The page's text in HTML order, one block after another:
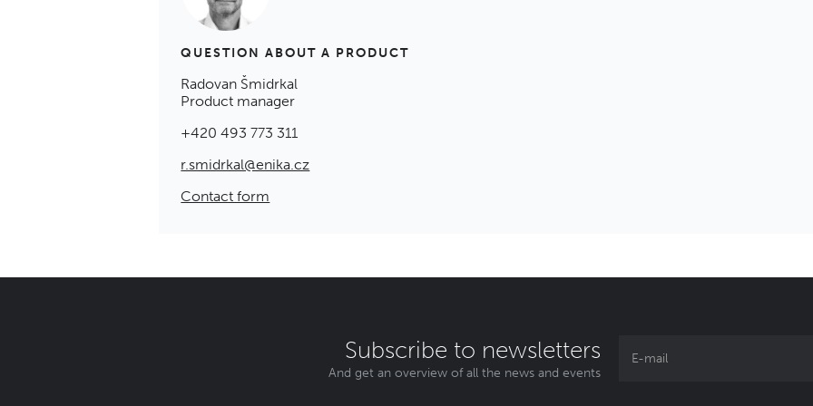
QUESTION ABOUT A PRODUCT
Radovan Šmidrkal
Product manager
+420 493 773 311
r.smidrkal@enika.cz
Contact form
Subscribe to newsletters
And get an overview of all the news and events